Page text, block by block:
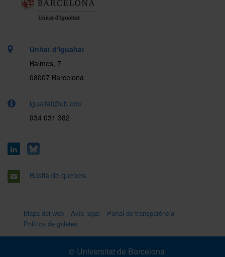
Unitat d'Igualtat
Balmes, 7
08007 Barcelona
igualtat@ub.edu
934 031 382
Bústia de queixes
Mapa del web Avís legal
Portal de transparència
Política de galetes
© Universitat de Barcelona